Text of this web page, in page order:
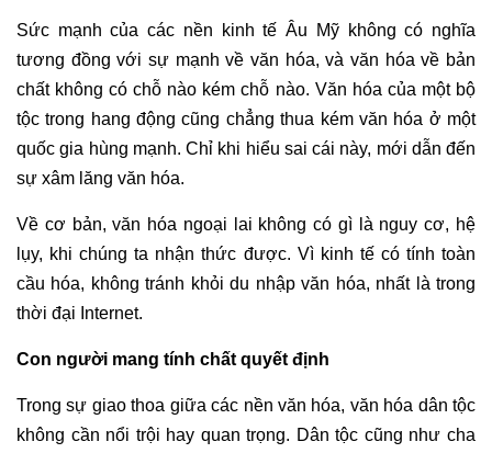
Sức mạnh của các nền kinh tế Âu Mỹ không có nghĩa
tương đồng với sự mạnh về văn hóa, và văn hóa về bản
chất không có chỗ nào kém chỗ nào. Văn hóa của một bộ
tộc trong hang động cũng chẳng thua kém văn hóa ở một
quốc gia hùng mạnh. Chỉ khi hiểu sai cái này, mới dẫn đến
sự xâm lăng văn hóa.
Về cơ bản, văn hóa ngoại lai không có gì là nguy cơ, hệ
lụy, khi chúng ta nhận thức được. Vì kinh tế có tính toàn
cầu hóa, không tránh khỏi du nhập văn hóa, nhất là trong
thời đại Internet.
Con người mang tính chất quyết định
Trong sự giao thoa giữa các nền văn hóa, văn hóa dân tộc
không cần nổi trội hay quan trọng. Dân tộc cũng như cha